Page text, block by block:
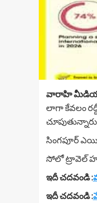
వారాహి మీడియా
లాగా కేవలం
సింగపూర్
సోలో ట్రావెల్
ఇదీ చదవండి :
ఇదీ చదవండి :